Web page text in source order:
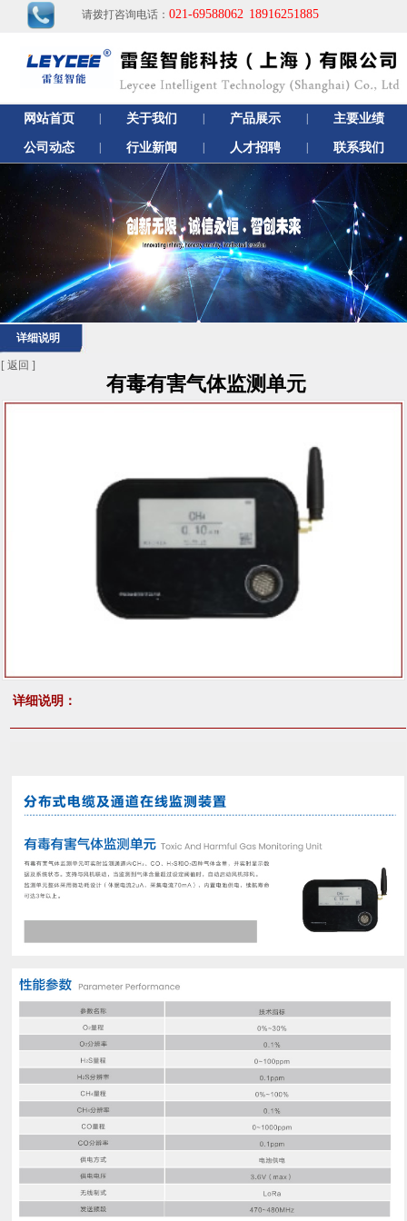
请拨打咨询电话： 021-69588062 18916251885
网站首页 关于我们 产品展示 主要业绩
公司动态 行业新闻 人才招聘 联系我们
详细说明
[ 返回 ]
有毒有害气体监测单元
详细说明：